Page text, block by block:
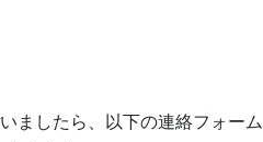
ましたら、以下の連絡フォーム